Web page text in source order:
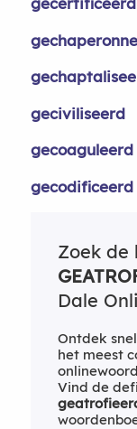
geciviliseerd
gecoaguleerd
gecodificeerd
Zoek de
Dale
Ontdek
het meest
Vind de